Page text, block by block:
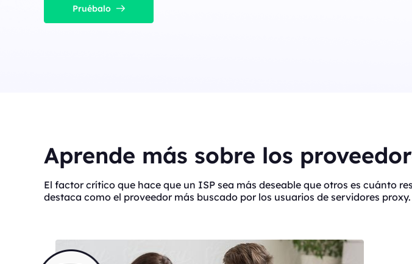
Pruébalo
Aprende más sobre los
El factor crítico que hace que un ISP sea más deseable que otros es cuánto
destaca como el proveedor más buscado por los usuarios de servidores proxy.